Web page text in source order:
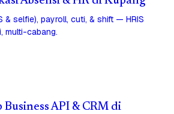
& selfie), payroll, cuti, & shift — HRIS
multi-cabang.
Business API & CRM di